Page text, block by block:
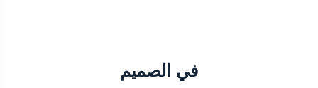
في الصميم